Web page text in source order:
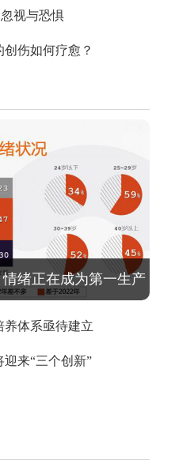
视与恐惧
伤如何疗愈？
绪正在成为第一生产
养体系亟待建立
来“三个创新”